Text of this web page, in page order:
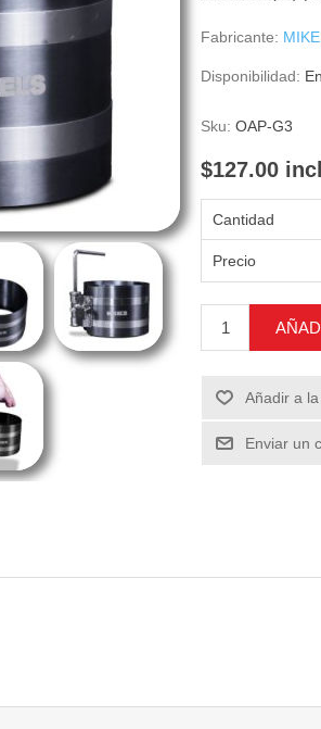
Fabricante:
Disponibilidad:
Sku: OAP-G3
$127.00
Cantidad
Precio
Añadir a
Enviar un